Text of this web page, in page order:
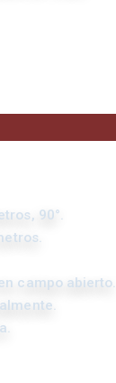
90°.
campo abierto.